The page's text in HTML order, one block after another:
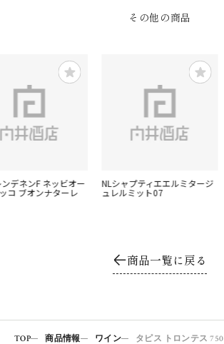
その他の商品
デネンF ネッビオー
コ ブオンナターレ
NLシャプティエエルミタージ
ュレルミット07
商品一覧に戻る
TOP 商品情報 ワイン タピス トロンテス 750